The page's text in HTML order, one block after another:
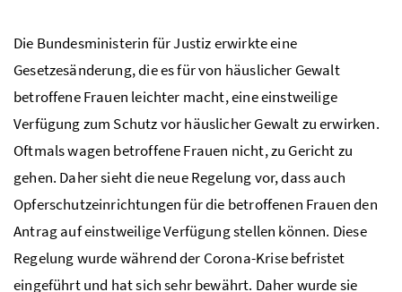
Die Bundesministerin für Justiz erwirkte eine
Gesetzesänderung, die es für von häuslicher Gewalt
betroffene Frauen leichter macht, eine einstweilige
Verfügung zum Schutz vor häuslicher Gewalt zu erwirken.
Oftmals wagen betroffene Frauen nicht, zu Gericht zu
gehen. Daher sieht die neue Regelung vor, dass auch
Opferschutzeinrichtungen für die betroffenen Frauen den
Antrag auf einstweilige Verfügung stellen können. Diese
Regelung wurde während der Corona-Krise befristet
eingeführt und hat sich sehr bewährt. Daher wurde sie